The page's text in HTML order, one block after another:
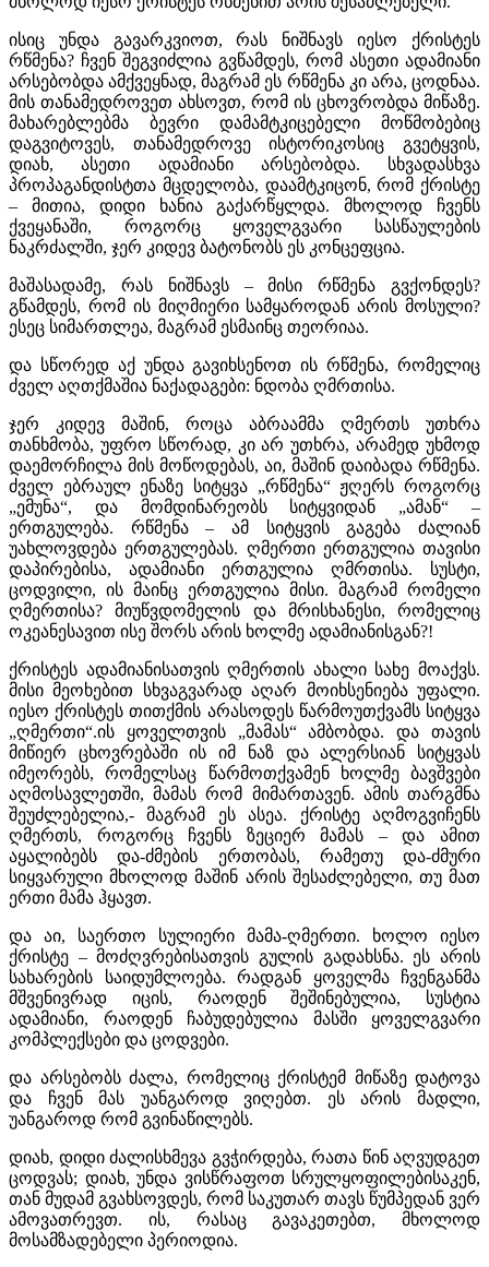
ისიც უნდა გავარკვიოთ, რას ნიშნავს იესო ქრისტეს
რწმენა? ჩვენ შეგვიძლია გვწამდეს, რომ ასეთი ადამიანი
არსებობდა ამქვეყნად, მაგრამ ეს რწმენა კი არა, ცოდნაა.
მის თანამედროვეთ ახსოვთ, რომ ის ცხოვრობდა მიწაზე.
მახარებლებმა ბევრი დამამტკიცებელი მოწმობებიც
დაგვიტოვეს, თანამედროვე ისტორიკოსიც გვეტყვის,
დიახ, ასეთი ადამიანი არსებობდა. სხვადასხვა
პროპაგანდისტთა მცდელობა, დაამტკიცონ, რომ ქრისტე
– მითია, დიდი ხანია გაქარწყლდა. მხოლოდ ჩვენს
ქვეყანაში, როგორც ყოველგვარი სასწაულების
ნაკრძალში, ჯერ კიდევ ბატონობს ეს კონცეფცია.
მაშასადამე, რას ნიშნავს – მისი რწმენა გვქონდეს?
გწამდეს, რომ ის მიღმიერი სამყაროდან არის მოსული?
ესეც სიმართლეა, მაგრამ ესმაინც თეორიაა.
და სწორედ აქ უნდა გავიხსენოთ ის რწმენა, რომელიც
ძველ აღთქმაშია ნაქადაგები: ნდობა ღმრთისა.
ჯერ კიდევ მაშინ, როცა აბრაამმა ღმერთს უთხრა
თანხმობა, უფრო სწორად, კი არ უთხრა, არამედ უხმოდ
დაემორჩილა მის მოწოდებას, აი, მაშინ დაიბადა რწმენა.
ძველ ებრაულ ენაზე სიტყვა „რწმენა“ ჟღერს როგორც
„ემუნა“, და მომდინარეობს სიტყვიდან „ამან“ –
ერთგულება. რწმენა – ამ სიტყვის გაგება ძალიან
უახლოვდება ერთგულებას. ღმერთი ერთგულია თავისი
დაპირებისა, ადამიანი ერთგულია ღმრთისა. სუსტი,
ცოდვილი, ის მაინც ერთგულია მისი. მაგრამ რომელი
ღმერთისა? მიუწვდომელის და მრისხანესი, რომელიც
ოკეანესავით ისე შორს არის ხოლმე ადამიანისგან?!
ქრისტეს ადამიანისათვის ღმერთის ახალი სახე მოაქვს.
მისი მეოხებით სხვაგვარად აღარ მოიხსენიება უფალი.
იესო ქრისტეს თითქმის არასოდეს წარმოუთქვამს სიტყვა
„ღმერთი“.ის ყოველთვის „მამას“ ამბობდა. და თავის
მიწიერ ცხოვრებაში ის იმ ნაზ და ალერსიან სიტყვას
იმეორებს, რომელსაც წარმოთქვამენ ხოლმე ბავშვები
აღმოსავლეთში, მამას რომ მიმართავენ. ამის თარგმნა
შეუძლებელია,- მაგრამ ეს ასეა. ქრისტე აღმოგვიჩენს
ღმერთს, როგორც ჩვენს ზეციერ მამას – და ამით
აყალიბებს და-ძმების ერთობას, რამეთუ და-ძმური
სიყვარული მხოლოდ მაშინ არის შესაძლებელი, თუ მათ
ერთი მამა ჰყავთ.
და აი, საერთო სულიერი მამა-ღმერთი. ხოლო იესო
ქრისტე – მოძღვრებისათვის გულის გადახსნა. ეს არის
სახარების საიდუმლოება. რადგან ყოველმა ჩვენგანმა
მშვენივრად იცის, რაოდენ შეშინებულია, სუსტია
ადამიანი, რაოდენ ჩაბუდებულია მასში ყოველგვარი
კომპლექსები და ცოდვები.
და არსებობს ძალა, რომელიც ქრისტემ მიწაზე დატოვა
და ჩვენ მას უანგაროდ ვიღებთ. ეს არის მადლი,
უანგაროდ რომ გვინაწილებს.
დიახ, დიდი ძალისხმევა გვჭირდება, რათა წინ აღვუდგეთ
ცოდვას; დიახ, უნდა ვისწრაფოთ სრულყოფილებისაკენ,
თან მუდამ გვახსოვდეს, რომ საკუთარ თავს წუმპედან ვერ
ამოვათრევთ. ის, რასაც გავაკეთებთ, მხოლოდ
მოსამზადებელი პერიოდია.